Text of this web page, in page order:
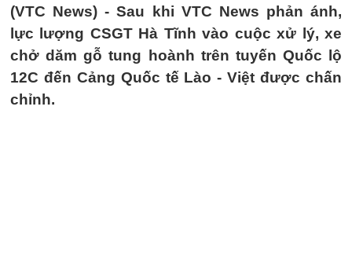
(VTC News) -Sau khi VTC News phản ánh,
lực lượng CSGT Hà Tĩnh vào cuộc xử lý, xe
chở dăm gỗ tung hoành trên tuyến Quốc lộ
12C đến Cảng Quốc tế Lào - Việt được chấn
chỉnh.